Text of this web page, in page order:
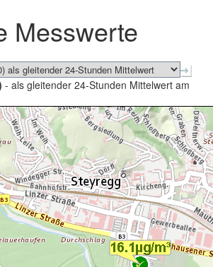
schließen
Messwerte
- als gleitender 24-Stunden Mittelwert am